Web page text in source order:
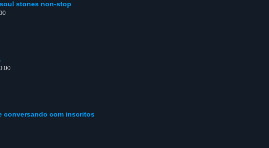
stones non-stop
conversando com inscritos